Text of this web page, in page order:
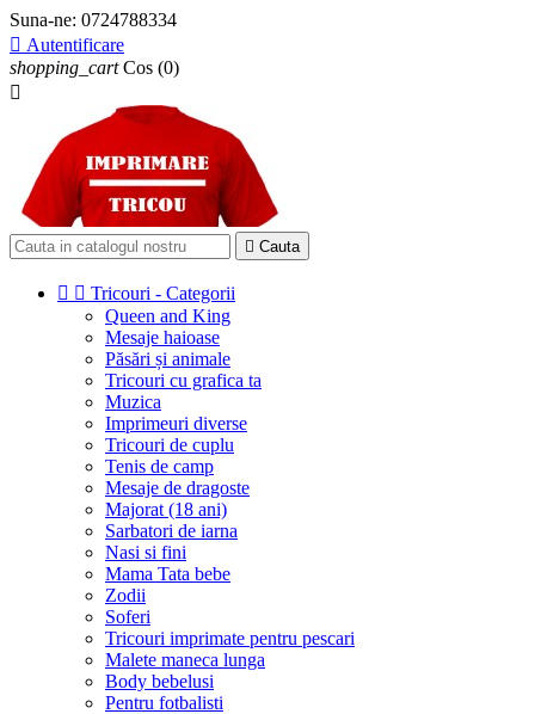
Suna-ne: 0724788334
 Autentificare
shopping_cart Cos (0)

 Cauta
  Tricouri - Categorii
Queen and King
Mesaje haioase
Păsări și animale
Tricouri cu grafica ta
Muzica
Imprimeuri diverse
Tricouri de cuplu
Tenis de camp
Mesaje de dragoste
Majorat (18 ani)
Sarbatori de iarna
Nasi si fini
Mama Tata bebe
Zodii
Soferi
Tricouri imprimate pentru pescari
Malete maneca lunga
Body bebelusi
Pentru fotbalisti